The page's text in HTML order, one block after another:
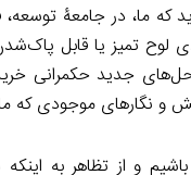
که ما، در جامعۀ
تمیز یا قابل
جدید حکمرانی
و نگارهای موجودی که
و از تظاهر به